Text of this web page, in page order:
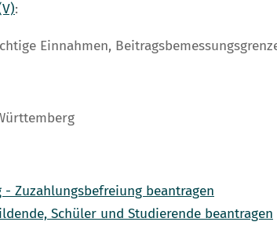
:
Einnahmen,
Zuzahlungsbefreiung beantragen
Schüler und Studierende beantragen